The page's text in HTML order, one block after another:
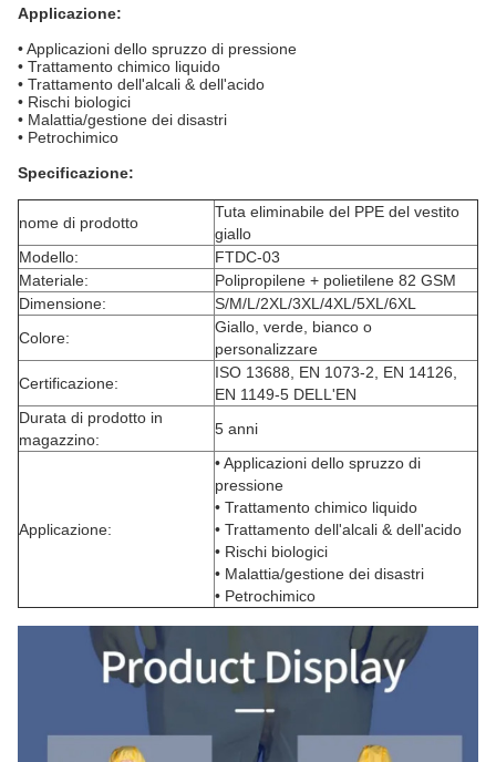
Applicazione:
• Applicazioni dello spruzzo di pressione
• Trattamento chimico liquido
• Trattamento dell'alcali & dell'acido
• Rischi biologici
• Malattia/gestione dei disastri
• Petrochimico
Specificazione:
nome di prodotto
Tuta eliminabile del PPE del vestito
giallo
Modello:
FTDC-03
Materiale:
Polipropilene + polietilene 82 GSM
Dimensione:
S/M/L/2XL/3XL/4XL/5XL/6XL
Colore:
Giallo, verde, bianco o
personalizzare
Certificazione:
ISO 13688, EN 1073-2, EN 14126,
EN 1149-5 DELL'EN
Durata di prodotto in
magazzino:
5 anni
Applicazione:
• Applicazioni dello spruzzo di
pressione
• Trattamento chimico liquido
• Trattamento dell'alcali & dell'acido
• Rischi biologici
• Malattia/gestione dei disastri
• Petrochimico